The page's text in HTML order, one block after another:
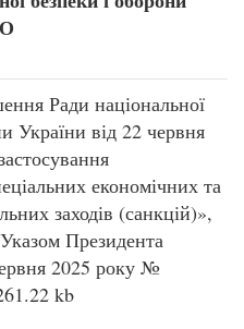
Ради національної
України від 22 червня
економічних та
заходів (санкцій)»,
Президента
2025 року №
kb